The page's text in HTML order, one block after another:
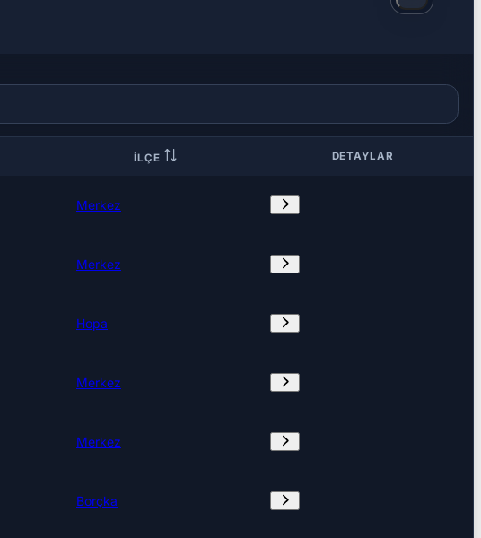
İLÇE DETAYLAR
Merkez
Merkez
Hopa
Merkez
Merkez
Borçka